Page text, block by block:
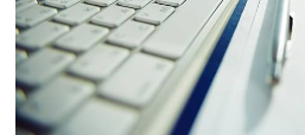
děti
Těhotenské